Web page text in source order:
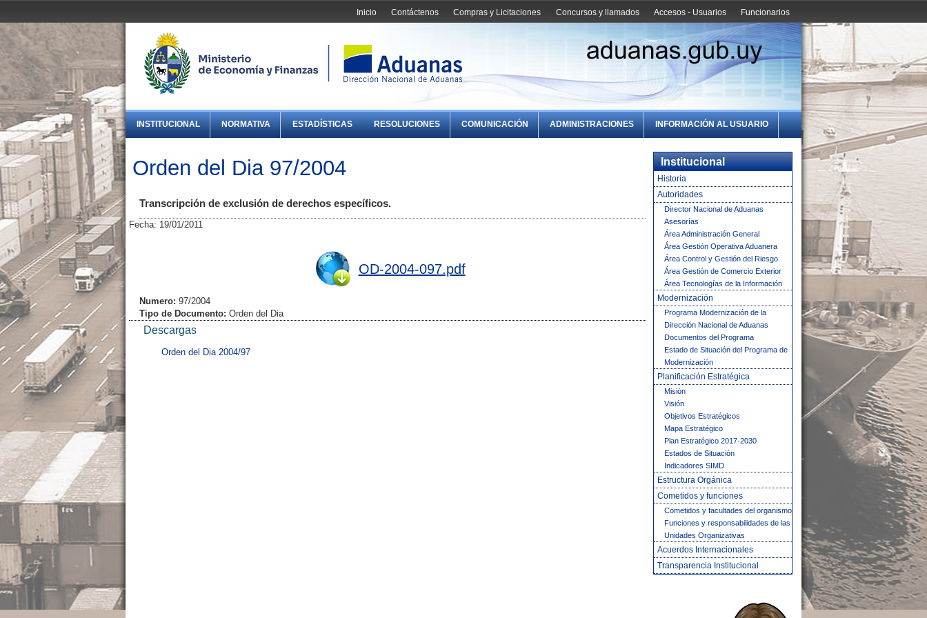
Funcionarios
Accesos - Usuarios
Concursos y llamados
Compras y Licitaciones
Contáctenos
Inicio
INSTITUCIONAL NORMATIVA ESTADÍSTICAS RESOLUCIONES COMUNICACIÓN ADMINISTRACIONES INFORMACIÓN AL USUARIO
Orden del Dia 97/2004
Transcripción de exclusión de derechos específicos.
Fecha: 19/01/2011
OD-2004-097.pdf
Numero: 97/2004
Tipo de Documento: Orden del Dia
Descargas
Orden del Dia 2004/97
Institucional
Historia
Autoridades
Director Nacional de Aduanas
Asesorías
Área Administración General
Área Gestión Operativa Aduanera
Área Control y Gestión del Riesgo
Área Gestión de Comercio Exterior
Área Tecnologías de la Información
Modernización
Programa Modernización de la
Dirección Nacional de Aduanas
Documentos del Programa
Estado de Situación del Programa de
Modernización
Planificación Estratégica
Misión
Visión
Objetivos Estratégicos
Mapa Estratégico
Plan Estratégico 2017-2030
Estados de Situación
Indicadores SIMD
Estructura Orgánica
Cometidos y funciones
Cometidos y facultades del organismo
Funciones y responsabilidades de las
Unidades Organizativas
Acuerdos Internacionales
Transparencia Institucional